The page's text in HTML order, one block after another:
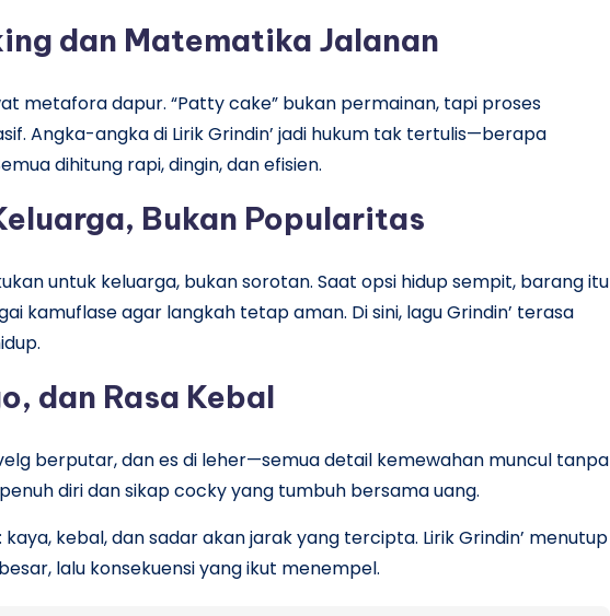
dan Matematika Jalanan
metafora dapur. “Patty cake” bukan permainan, tapi proses
Angka-angka di Lirik Grindin’ jadi hukum tak tertulis—berapa
dihitung rapi, dingin, dan efisien.
Bukan Popularitas
untuk keluarga, bukan sorotan. Saat opsi hidup sempit, barang itu
kamuflase agar langkah tetap aman. Di sini, lagu Grindin’ terasa
dan Rasa Kebal
berputar, dan es di leher—semua detail kemewahan muncul tanpa
diri dan sikap cocky yang tumbuh bersama uang.
kaya, kebal, dan sadar akan jarak yang tercipta. Lirik Grindin’ menutup
lalu konsekuensi yang ikut menempel.